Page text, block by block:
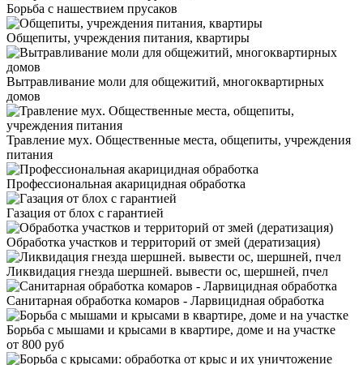
Борьба с нашествием прусаков
Общепиты, учреждения питания, квартиры
Вытравливание моли для общежитий, многоквартирных
домов
Травление мух. Общественные места, общепиты, учреждения
питания
Профессиональная акарицидная обработка
Газация от блох с гарантией
Обработка участков и территорий от змей (дератизация)
Ликвидация гнезда шершней. вывести ос, шершней, пчел
Санитарная обработка комаров - Ларвицидная обработка
Борьба с мышами и крысами в квартире, доме и на участке
от 800 руб